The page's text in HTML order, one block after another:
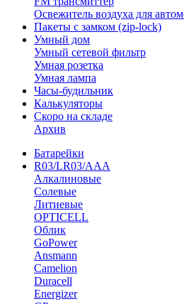
Освежитель воздуха для
Пакеты с замком (zip-lock)
Умный дом
Умный сетевой фильтр
Умная розетка
Умная лампа
Часы-будильник
Калькуляторы
Скоро на складе
Архив
Батарейки
R03/LR03/AAA
Алкалиновые
Солевые
Литиевые
OPTICELL
Облик
GoPower
Ansmann
Camelion
Duracell
Energizer